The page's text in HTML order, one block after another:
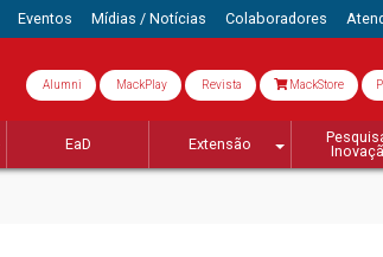
Eventos Mídias / Notícias Colaboradores
Alumni MackPlay Revista MackStore
EaD Extensão